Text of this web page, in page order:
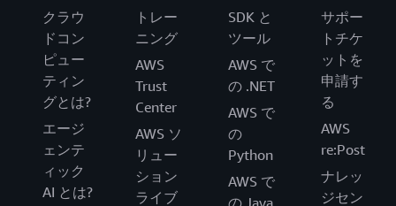
クラウ
ドコン
ピュー
ティン
グとは?
エージ
ェンテ
ィック
AI とは?
トレー
ニング
AWS
Trust
Center
AWS ソ
リュー
ション
ライブ
SDK と
ツール
AWS で
の .NET
AWS で
の
Python
AWS で
の Java
サポー
トチケ
ットを
申請す
る
AWS
re:Post
ナレッ
ジセン